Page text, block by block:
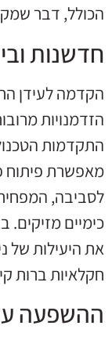
הכולל, דבר
חדשנות
הקדמה לעידן
הזדמנויות
התקדמות
מאפשרת פיתוח
לסביבה,
כימיים מזיקים.
את היעילות של
חקלאיות ברות
ההשפעה